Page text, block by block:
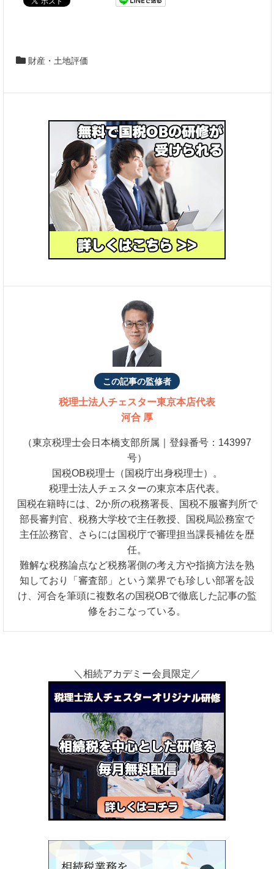
財産・土地評価
この記事の監修者
税理士法人チェスター東京本店代表
河合 厚
（東京税理士会日本橋支部所属｜登録番号：143997
号）
国税OB税理士（国税庁出身税理士）。
税理士法人チェスターの東京本店代表。
国税在籍時には、2か所の税務署長、国税不服審判所で
部長審判官、税務大学校で主任教授、国税局訟務室で
主任訟務官、さらには国税庁で審理担当課長補佐を歴
任。
難解な税務論点など税務署側の考え方や指摘方法を熟
知しており「審査部」という業界でも珍しい部署を設
け、河合を筆頭に複数名の国税OBで徹底した記事の監
修をおこなっている。
＼相続アカデミー会員限定／